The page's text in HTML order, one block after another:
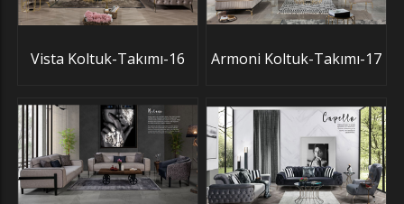
Vista Koltuk-Takımı-16 Armoni Koltuk-Takımı-17